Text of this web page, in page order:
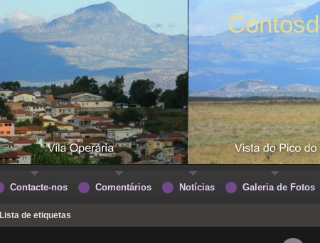
Lista de etiquetas
Contacte-nos Comentários Notícias Galeria de Fotos